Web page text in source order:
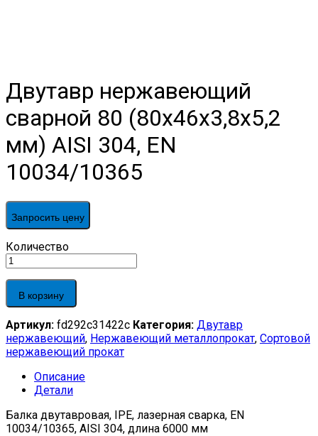
Двутавр нержавеющий
сварной 80 (80х46х3,8х5,2
мм) AISI 304, EN
10034/10365
Запросить цену
Двутавр
нержавеющий
сварной
80
(80х46х3,8х5,2
AISI
304,
EN
quantity
Количество
В корзину
Артикул: fd292c31422c Категория: Двутавр
нержавеющий, Нержавеющий металлопрокат, Сортовой
нержавеющий прокат
Описание
Детали
Балка двутавровая, IPE, лазерная сварка, EN
10034/10365, AISI 304, длина 6000 мм